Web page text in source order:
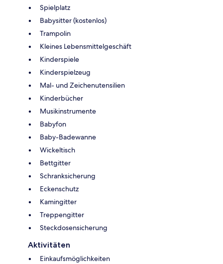
Spielplatz
Babysitter (kostenlos)
Trampolin
Kleines Lebensmittelgeschäft
Kinderspiele
Kinderspielzeug
Mal- und Zeichenutensilien
Kinderbücher
Musikinstrumente
Babyfon
Baby-Badewanne
Wickeltisch
Bettgitter
Schranksicherung
Eckenschutz
Kamingitter
Treppengitter
Steckdosensicherung
Aktivitäten
Einkaufsmöglichkeiten